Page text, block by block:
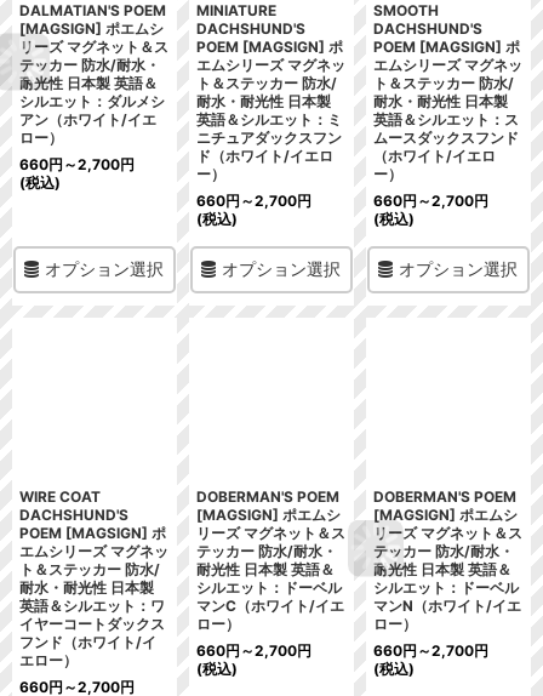
DALMATIAN'S POEM
[MAGSIGN] ポエムシ
リーズ マグネット＆ス
テッカー 防水/耐水・
耐光性 日本製 英語＆
シルエット：ダルメシ
アン（ホワイト/イエ
ロー）
660円 ～2,700円
(税込)
オプション選択
MINIATURE
DACHSHUND'S
POEM [MAGSIGN] ポ
エムシリーズ マグネッ
ト＆ステッカー 防水/
耐水・耐光性 日本製
英語＆シルエット：ミ
ニチュアダックスフン
ド（ホワイト/イエロ
ー）
660円 ～2,700円
(税込)
オプション選択
SMOOTH
DACHSHUND'S
POEM [MAGSIGN] ポ
エムシリーズ マグネッ
ト＆ステッカー 防水/
耐水・耐光性 日本製
英語＆シルエット：ス
ムースダックスフンド
（ホワイト/イエロ
ー）
660円 ～2,700円
(税込)
オプション選択
WIRE COAT
DACHSHUND'S
POEM [MAGSIGN] ポ
エムシリーズ マグネッ
ト＆ステッカー 防水/
耐水・耐光性 日本製
英語＆シルエット：ワ
イヤーコートダックス
フンド（ホワイト/イ
エロー）
660円 ～2,700円
DOBERMAN'S POEM
[MAGSIGN] ポエムシ
リーズ マグネット＆ス
テッカー 防水/耐水・
耐光性 日本製 英語＆
シルエット：ドーベル
マンC（ホワイト/イエ
ロー）
660円 ～2,700円
(税込)
DOBERMAN'S POEM
[MAGSIGN] ポエムシ
リーズ マグネット＆ス
テッカー 防水/耐水・
耐光性 日本製 英語＆
シルエット：ドーベル
マンN（ホワイト/イエ
ロー）
660円 ～2,700円
(税込)